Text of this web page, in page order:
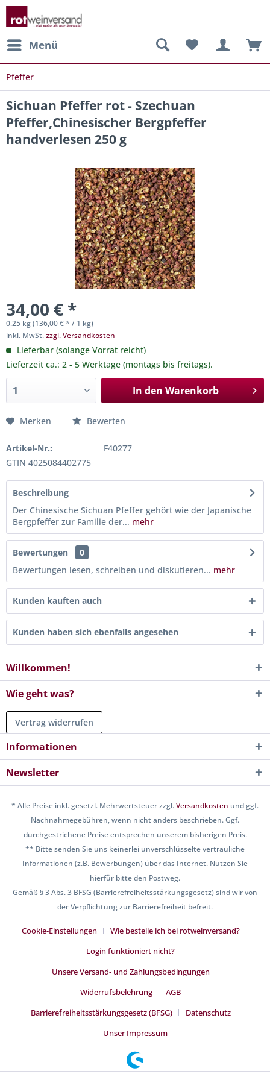
Menü
Pfeffer
Sichuan Pfeffer rot - Szechuan
Pfeffer,Chinesischer Bergpfeffer
handverlesen 250 g
34,00 € *
0.25 kg (136,00 € * / 1 kg)
inkl. MwSt.zzgl. Versandkosten
Lieferbar (solange Vorrat reicht)
Lieferzeit ca.: 2 - 5 Werktage (montags bis freitags).
In den Warenkorb
Merken Bewerten
Artikel-Nr.:
F40277
GTIN 4025084402775
Beschreibung
Der Chinesische Sichuan Pfeffer gehört wie der Japanische
Bergpfeffer zur Familie der... mehr
Bewertungen
0
Bewertungen lesen, schreiben und diskutieren... mehr
Kunden kauften auch
Kunden haben sich ebenfalls angesehen
Willkommen!
Wie geht was?
Vertrag widerrufen
Informationen
Newsletter
* Alle Preise inkl. gesetzl. Mehrwertsteuer zzgl.Versandkosten und ggf.
Nachnahmegebühren, wenn nicht anders beschrieben. Ggf.
durchgestrichene Preise entsprechen unserem bisherigen Preis.
** Bitte senden Sie uns keinerlei unverschlüsselte vertrauliche
Informationen (z.B. Bewerbungen) über das Internet. Nutzen Sie
hierfür bitte den Postweg.
Gemäß § 3 Abs. 3 BFSG (Barrierefreiheitsstärkungsgesetz) sind wir von
der Verpflichtung zur Barrierefreiheit befreit.
Cookie-Einstellungen
Wie bestelle ich bei rotweinversand?
Login funktioniert nicht?
Unsere Versand- und Zahlungsbedingungen
Widerrufsbelehrung
AGB
Barrierefreiheitsstärkungsgesetz (BFSG)
Datenschutz
Unser Impressum